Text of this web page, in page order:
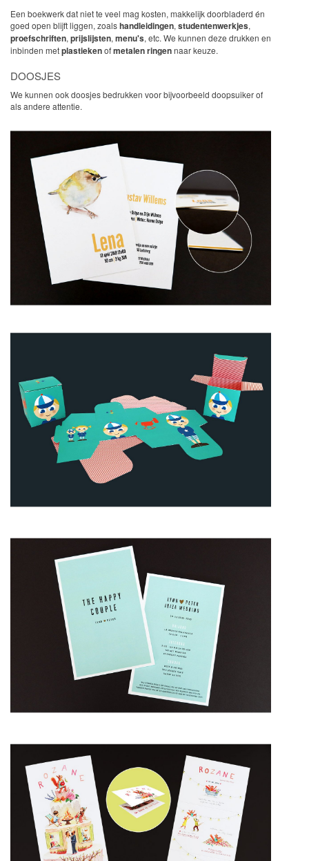
Een boekwerk dat niet te veel mag kosten, makkelijk doorbladerd én
goed open blijft liggen, zoalshandleidingen, studentenwerkjes,
proefschriften, prijslijsten, menu's, etc. We kunnen deze drukken en
inbinden metplastiekenofmetalen ringennaar keuze.
DOOSJES
We kunnen ook doosjes bedrukken voor bijvoorbeeld doopsuiker of
als andere attentie.